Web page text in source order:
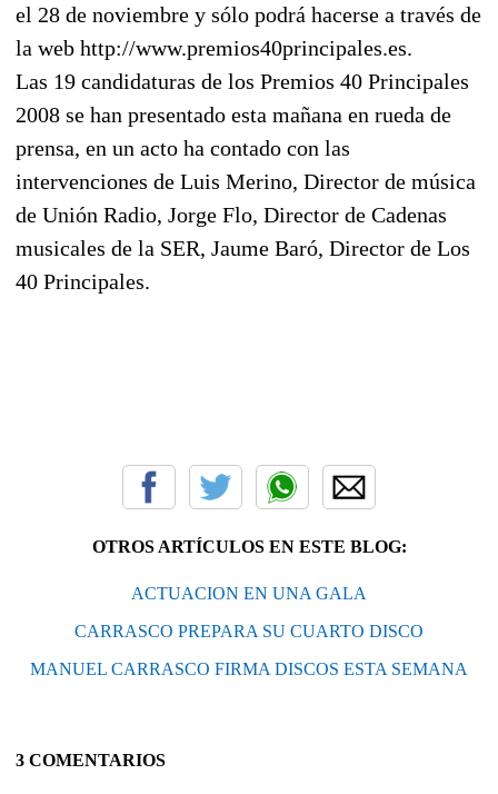
el 28 de noviembre y sólo podrá hacerse a través de
la web http://www.premios40principales.es.
Las 19 candidaturas de los Premios 40 Principales
2008 se han presentado esta mañana en rueda de
prensa, en un acto ha contado con las
intervenciones de Luis Merino, Director de música
de Unión Radio, Jorge Flo, Director de Cadenas
musicales de la SER, Jaume Baró, Director de Los
40 Principales.
OTROS ARTÍCULOS EN ESTE BLOG:
ACTUACION EN UNA GALA
CARRASCO PREPARA SU CUARTO DISCO
MANUEL CARRASCO FIRMA DISCOS ESTA SEMANA
3 COMENTARIOS